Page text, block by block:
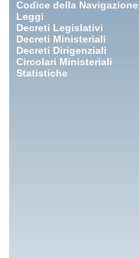
Codice della Navigazione
Leggi
Decreti Legislativi
Decreti Ministeriali
Decreti Dirigenziali
Circolari Ministeriali
Statistiche